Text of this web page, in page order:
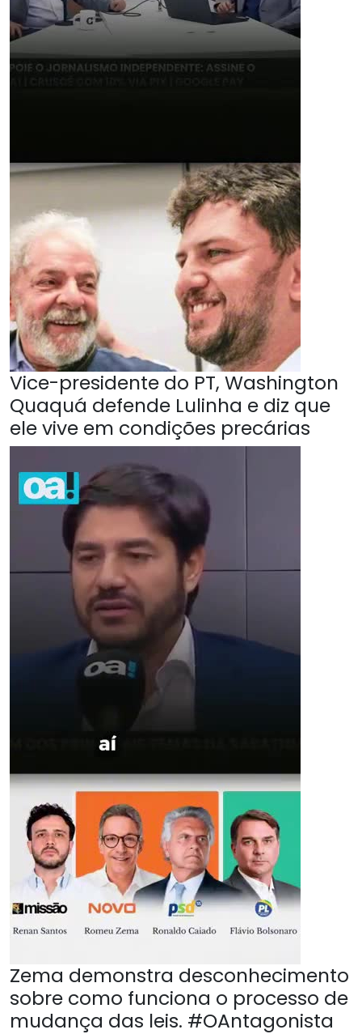
Vice-presidente do PT, Washington
Quaquá defende Lulinha e diz que
ele vive em condições precárias
Zema demonstra desconhecimento
sobre como funciona o processo de
mudança das leis. #OAntagonista